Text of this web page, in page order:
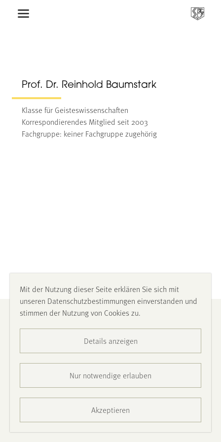
Prof. Dr. Reinhold Baumstark
Klasse für Geisteswissenschaften
Korrespondierendes Mitglied seit 2003
Fachgruppe: keiner Fachgruppe zugehörig
Impressum
Presse
Mit der Nutzung dieser Seite erklären Sie sich mit
unseren Datenschutzbestimmungen einverstanden und
stimmen der Nutzung von Cookies zu.
Details anzeigen
Nur notwendige erlauben
Akzeptieren